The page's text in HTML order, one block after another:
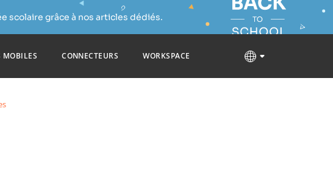
scolaire grâce à nos articles dédiés.
MOBILES CONNECTEURS WORKSPACE